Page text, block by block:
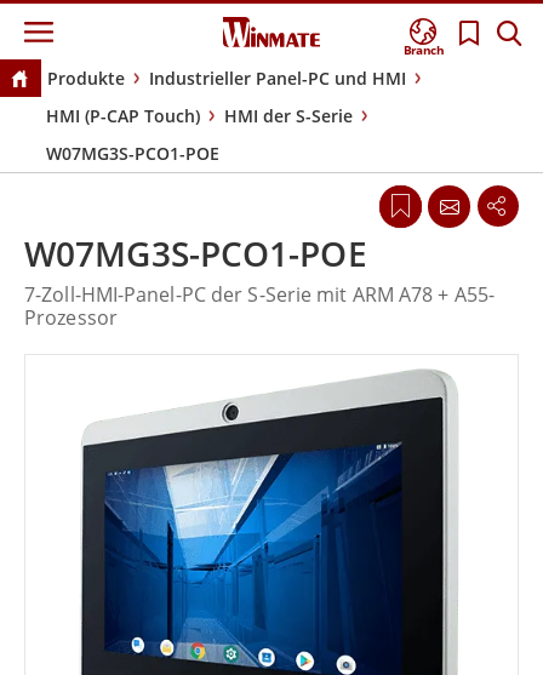
Branch
Produkte
Industrieller Panel-PC und HMI
HMI (P-CAP Touch)
HMI der S-Serie
W07MG3S-PCO1-POE
W07MG3S-PCO1-POE
7-Zoll-HMI-Panel-PC der S-Serie mit ARM A78 + A55-
Prozessor